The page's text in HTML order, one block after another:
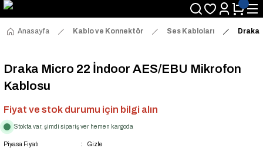
Anasayfa Kablo ve Konnektör Ses Kabloları Draka
Draka Micro 22 İndoor AES/EBU Mikrofon
Kablosu
Fiyat ve stok durumu için bilgi alın
Stokta var, şimdi sipariş ver hemen kargoda
Piyasa Fiyatı Gizle